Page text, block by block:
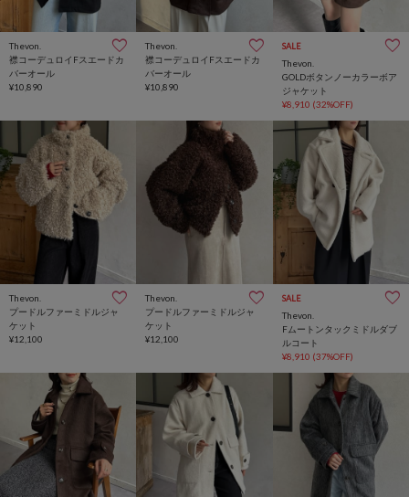
Thevon.
襟コーデュロイFスエードカ
バーオール
¥10,890
Thevon.
襟コーデュロイFスエードカ
バーオール
¥10,890
SALE
Thevon.
GOLDボタンノーカラーボア
ジャケット
¥8,910 (32%OFF)
Thevon.
プードルファーミドルジャ
ケット
¥12,100
Thevon.
プードルファーミドルジャ
ケット
¥12,100
SALE
Thevon.
Fムートンタックミドルダブ
ルコート
¥8,910 (37%OFF)